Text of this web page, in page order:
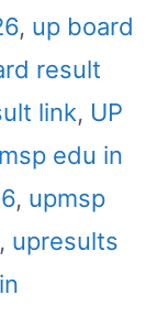
, up board
result
link, UP
edu in
, upmsp
, upresults